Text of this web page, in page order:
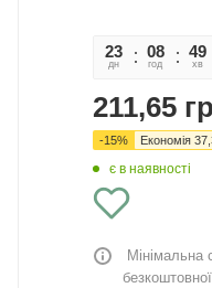
23
дн
08
год
49
хв
211,65
-15% Економія
є в наявності
Мінімальна